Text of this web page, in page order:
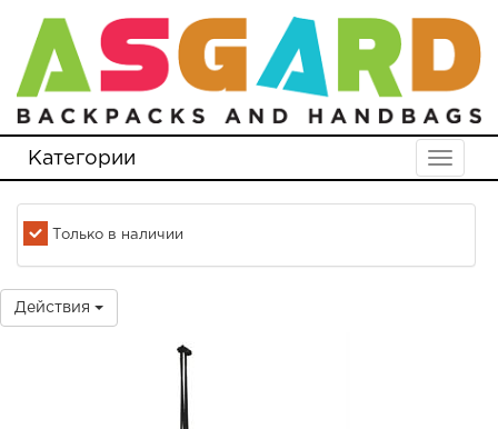
Категории
Toggle
Только в наличии
Действия